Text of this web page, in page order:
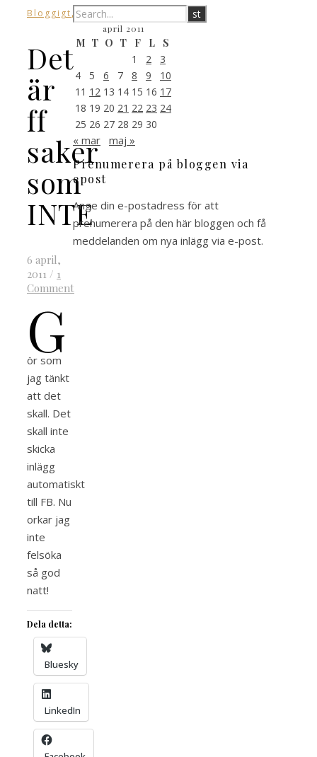
Bloggigt,Wordpress
Det
är
ff
saker
som
INTE
6 april,
2011 / 1
Comment
g
ör som
jag tänkt
att det
skall. Det
skall inte
skicka
inlägg
automatiskt
till FB. Nu
orkar jag
inte
felsöka
så god
natt!
Dela detta:
Bluesky
LinkedIn
april 2011
M T O T F L
S
1
2
3
4
5 6 7 8 9
10
11 12 13 14 15 16 17
18 19 20 21 22 23 24
25 26 27 28 29 30
« mar maj »
Prenumerera på bloggen via
epost
Ange din e-postadress för att
prenumerera på den här bloggen och få
meddelanden om nya inlägg via e-post.